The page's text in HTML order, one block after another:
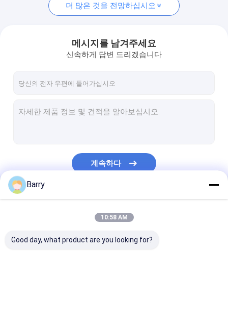
아크릴 스프레이 페인트
스프레이 페인트를 표시
감적 펜
전기 세탁기술자 살포
실리콘 실 란 트
더 많은 것을 전망하십시오
메시지를 남겨주세요
신속하게 답변 드리겠습니다
계속하다
Barry
10:58 AM
Good day, what product are you looking for?